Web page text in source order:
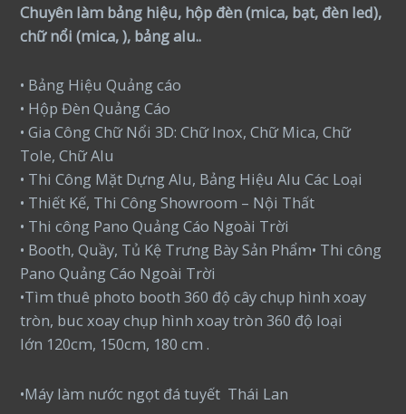
Chuyên làm bảng hiệu, hộp đèn (mica, bạt, đèn led),
chữ nổi (mica, ), bảng alu..
• Bảng Hiệu Quảng cáo
• Hộp Đèn Quảng Cáo
• Gia Công Chữ Nổi 3D: Chữ Inox, Chữ Mica, Chữ
Tole, Chữ Alu
• Thi Công Mặt Dựng Alu, Bảng Hiệu Alu Các Loại
• Thiết Kế, Thi Công Showroom – Nội Thất
• Thi công Pano Quảng Cáo Ngoài Trời
• Booth, Quầy, Tủ Kệ Trưng Bày Sản Phẩm• Thi công
Pano Quảng Cáo Ngoài Trời
•Tìm thuê photo booth 360 độ cây chụp hình xoay
tròn, buc xoay chụp hình xoay tròn 360 độ loại
lớn 120cm, 150cm, 180 cm .
•Máy làm nước ngọt đá tuyết Thái Lan